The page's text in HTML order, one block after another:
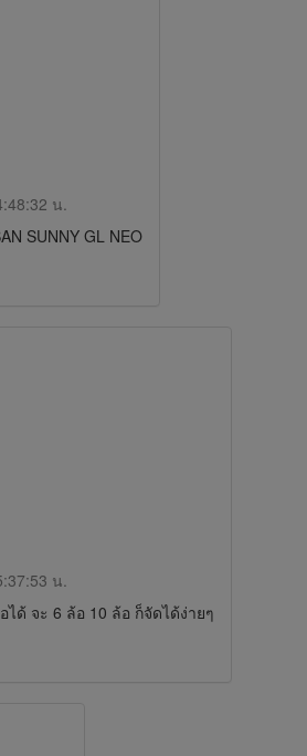
น.
SUNNY GL NEO
น.
ด้ จะ 6 ล้อ 10 ล้อ ก็จัดได้ง่ายๆ